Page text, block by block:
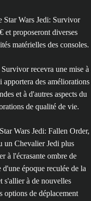
Star Wars Jedi: Survivor
et proposeront diverses
matérielles des consoles.
recevra une mise à
apportera des améliorations
et à d'autres aspects du
de qualité de vie.
Wars Jedi: Fallen Order,
un Chevalier Jedi plus
à l'écrasante ombre de
époque reculée de la
s'allier à de nouvelles
options de déplacement